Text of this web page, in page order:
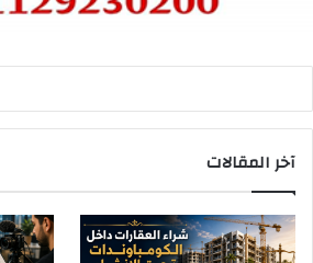
آخر المقالات